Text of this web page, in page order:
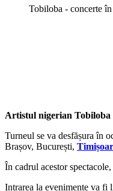
Tobiloba - concerte
Artistul nigerian Tobiloba
Turneul se va desfășura în
Brașov, București,
În cadrul acestor
Intrarea la evenimente va fi